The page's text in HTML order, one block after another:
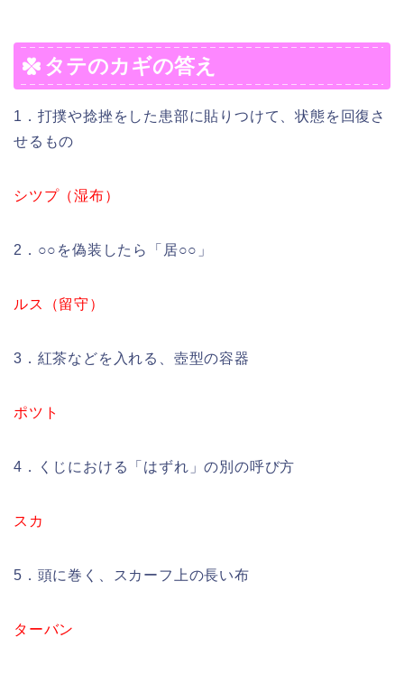
タテのカギの答え
1．打撲や捻挫をした患部に貼りつけて、状態を回復さ
せるもの
シツプ（湿布）
2．○○を偽装したら「居○○」
ルス（留守）
3．紅茶などを入れる、壺型の容器
ポツト
4．くじにおける「はずれ」の別の呼び方
スカ
5．頭に巻く、スカーフ上の長い布
ターバン